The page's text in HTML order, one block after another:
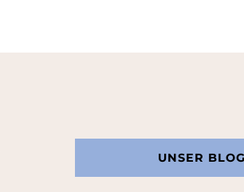
UNSER BLOG